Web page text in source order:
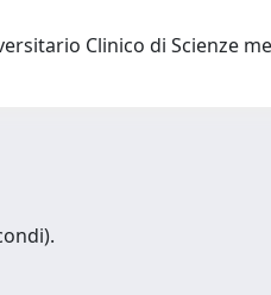
Clinico di Scienze